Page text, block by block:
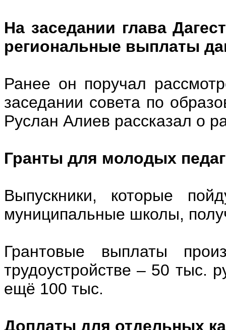
На заседании глава
региональные выплаты
Ранее он поручал
заседании совета по
Руслан Алиев рассказал о
Гранты для молодых
Выпускники, которые
муниципальные школы,
Грантовые выплаты
трудоустройстве – 50 тыс.
ещё 100 тыс.
Доплаты для отдельных